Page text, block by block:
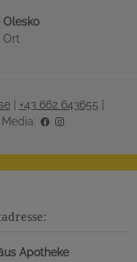
Olesko
Ort
| +43 662 643655
Apotheke